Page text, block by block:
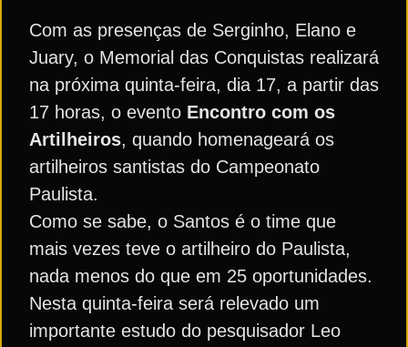
Com as presenças de Serginho, Elano e
Juary, o Memorial das Conquistas realizará
na próxima quinta-feira, dia 17, a partir das
17 horas, o evento Encontro com os
Artilheiros, quando homenageará os
artilheiros santistas do Campeonato
Paulista.
Como se sabe, o Santos é o time que
mais vezes teve o artilheiro do Paulista,
nada menos do que em 25 oportunidades.
Nesta quinta-feira será relevado um
importante estudo do pesquisador Leo